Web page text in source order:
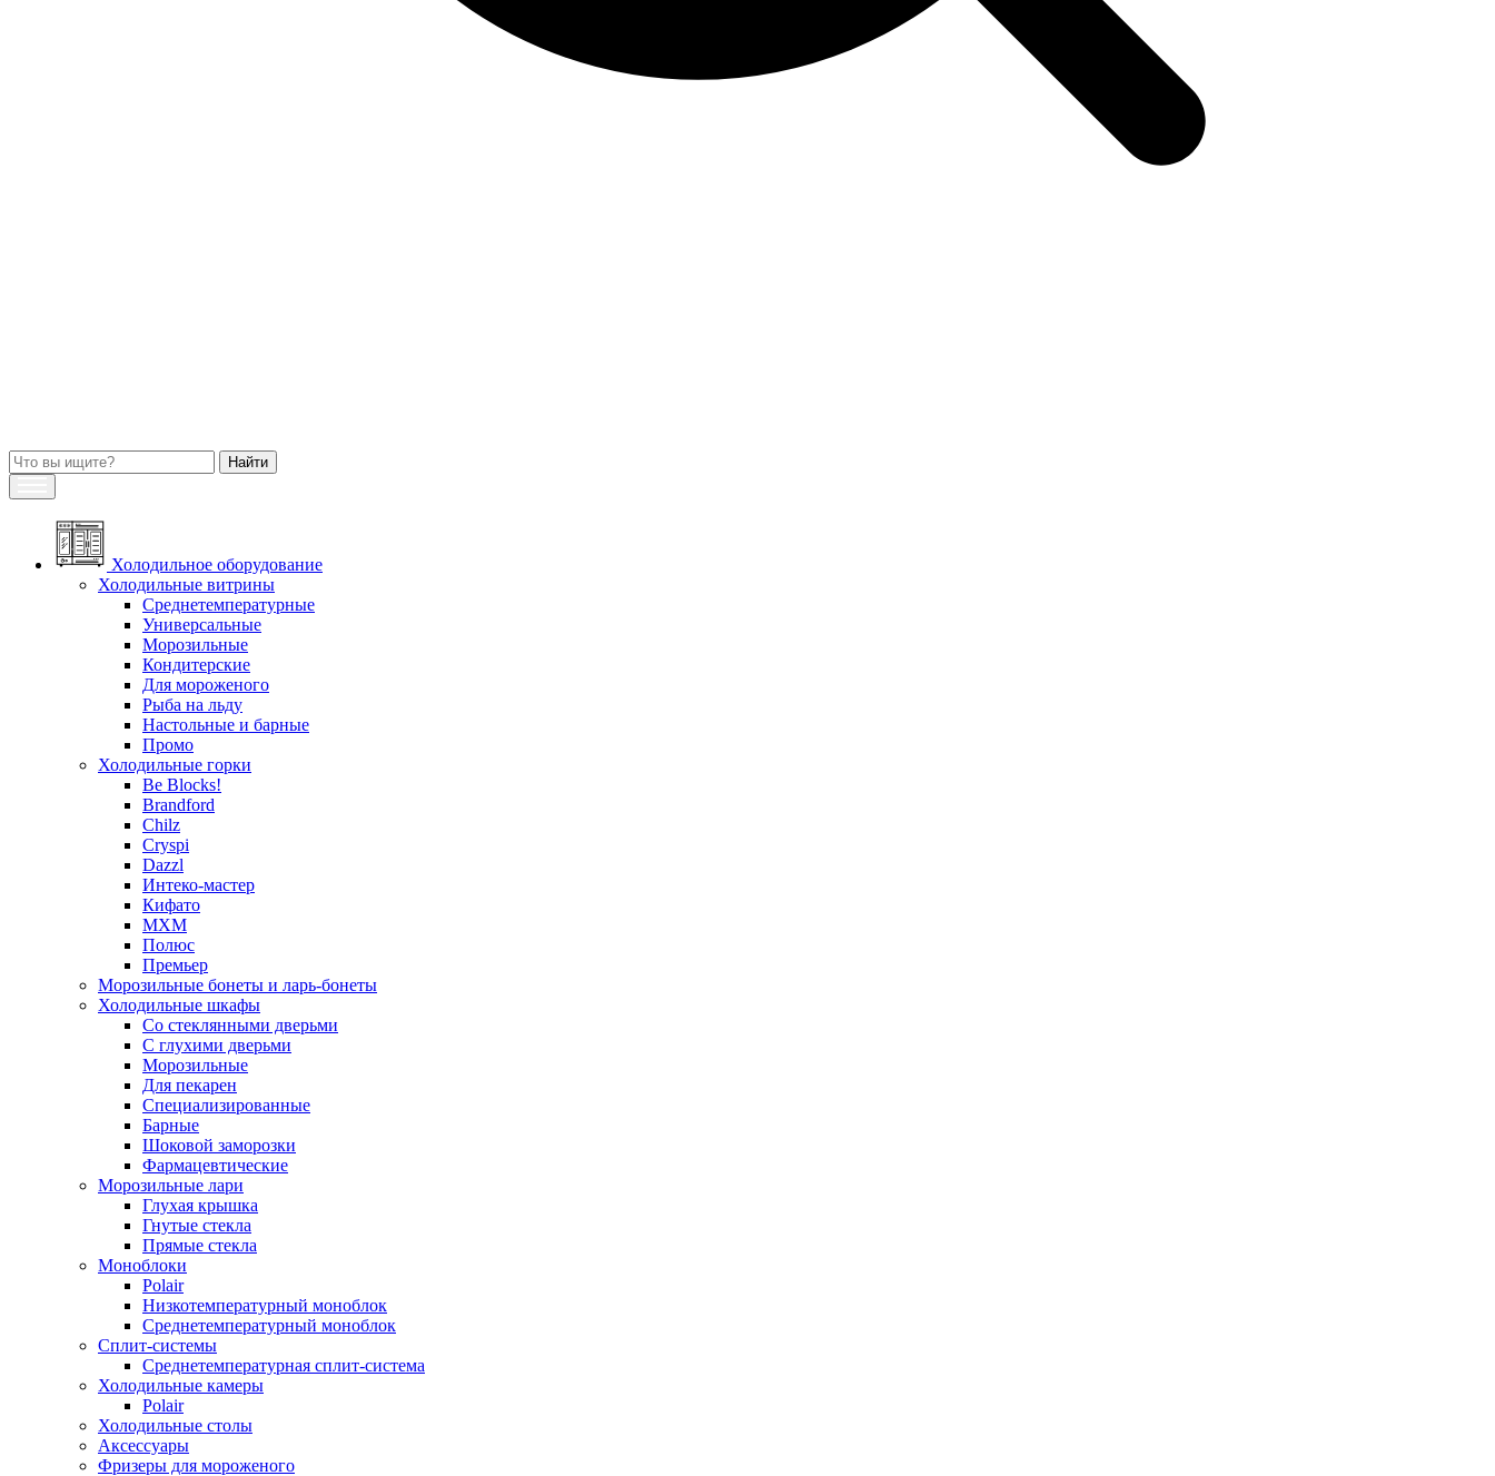
Холодильное оборудование
Холодильные витрины
Среднетемпературные
Универсальные
Морозильные
Кондитерские
Для мороженого
Рыба на льду
Настольные и барные
Промо
Холодильные горки
Be Blocks!
Brandford
Chilz
Cryspi
Dazzl
Интеко-мастер
Кифато
МХМ
Полюс
Премьер
Морозильные бонеты и ларь-бонеты
Холодильные шкафы
Со стеклянными дверьми
С глухими дверьми
Морозильные
Для пекарен
Специализированные
Барные
Шоковой заморозки
Фармацевтические
Морозильные лари
Глухая крышка
Гнутые стекла
Прямые стекла
Моноблоки
Polair
Низкотемпературный моноблок
Среднетемпературный моноблок
Сплит-системы
Среднетемпературная сплит-система
Холодильные камеры
Polair
Холодильные столы
Аксессуары
Фризеры для мороженого